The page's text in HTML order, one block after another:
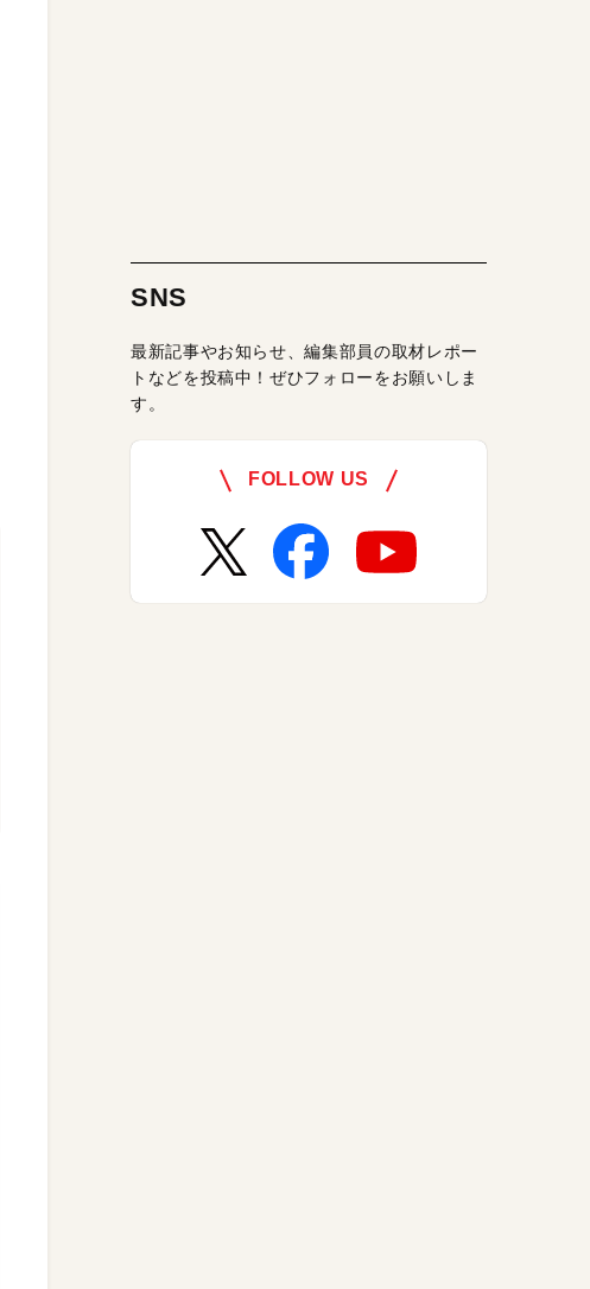
SNS
最新記事やお知らせ、編集部員の取材レポー
トなどを投稿中！ぜひフォローをお願いしま
す。
FOLLOW US